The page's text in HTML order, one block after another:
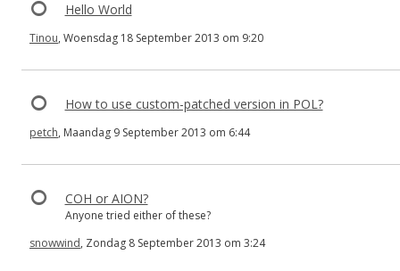
Hello World
Tinou, Woensdag 18 September 2013 om 9:20
How to use custom-patched version in POL?
petch, Maandag 9 September 2013 om 6:44
COH or AION?
Anyone tried either of these?
snowwind, Zondag 8 September 2013 om 3:24